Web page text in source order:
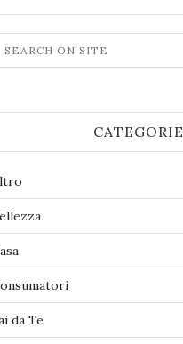
CATEGORIE
da Te